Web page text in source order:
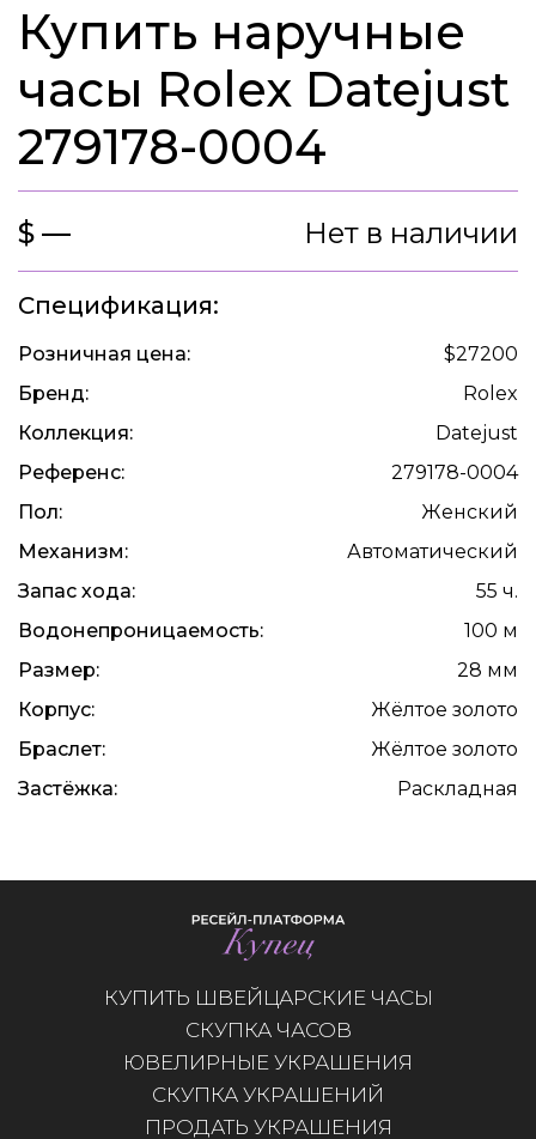
Купить наручные
часы Rolex Datejust
279178-0004
$ — Нет в наличии
Спецификация:
Розничная цена:
$27200
Бренд:
Rolex
Коллекция:
Datejust
Референс:
279178-0004
Пол:
Женский
Механизм:
Автоматический
Запас хода:
55 ч.
Водонепроницаемость:
100 м
Размер:
28 мм
Корпус:
Жёлтое золото
Браслет:
Жёлтое золото
Застёжка:
Раскладная
КУПИТЬ ШВЕЙЦАРСКИЕ ЧАСЫ
СКУПКА ЧАСОВ
ЮВЕЛИРНЫЕ УКРАШЕНИЯ
СКУПКА УКРАШЕНИЙ
ПРОДАТЬ УКРАШЕНИЯ